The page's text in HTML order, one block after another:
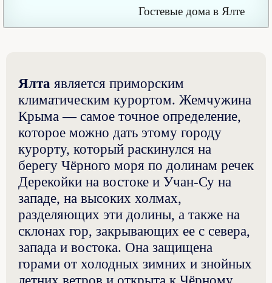
Гостевые дома в Ялте
Ялта является приморским
климатическим курортом. Жемчужина
Крыма — самое точное определение,
которое можно дать этому городу
курорту, который раскинулся на
берегу Чёрного моря по долинам речек
Дерекойки на востоке и Учан-Су на
западе, на высоких холмах,
разделяющих эти долины, а также на
склонах гор, закрывающих ее с севера,
запада и востока. Она защищена
горами от холодных зимних и знойных